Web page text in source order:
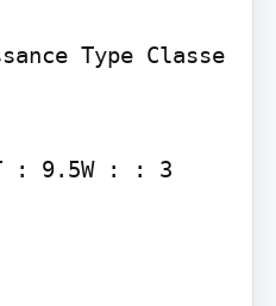
Type Classe
: 9.5W : : 3